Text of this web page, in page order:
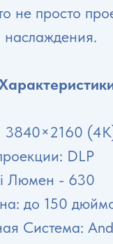
не просто
наслаждения.
3840×2160
DLP
Люмен - 630
до 150
Система: